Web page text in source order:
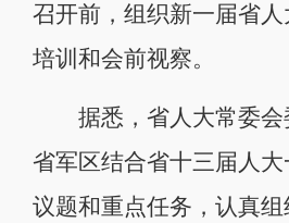
召开前，组织新一届省
培训和会前视察。
据悉，省人大常委会
省军区结合省十三届人
议题和重点任务，认真